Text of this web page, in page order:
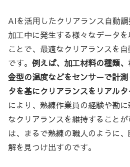
AIを活用したクリアランス自動
加工中に発生する様々なデータ
ことで、最適なクリアランスを
です。 例えば、加工材料の種類、
金型の温度などをセンサーで計
タを基にクリアランスをリアルタ
により、熟練作業員の経験や勘
なクリアランスを維持すること
は、まるで熟練の職人のように
解を見つけ出すのです。